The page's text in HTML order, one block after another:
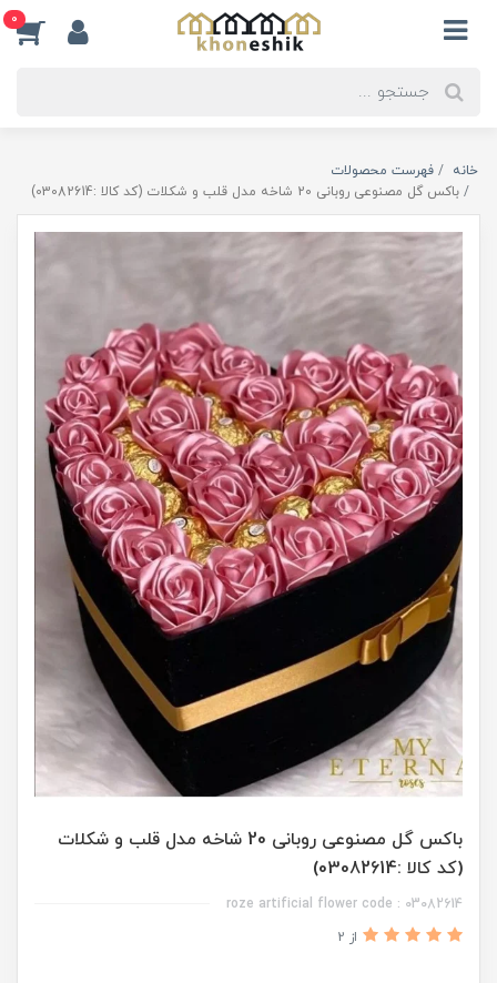
0
خانه
فهرست محصولات
باکس گل مصنوعی روبانی 20 شاخه مدل قلب و شکلات (کد کالا :03082614)
باکس گل مصنوعی روبانی 20 شاخه مدل قلب و شکلات
(کد کالا :03082614)
roze artificial flower code : 03082614
از 2